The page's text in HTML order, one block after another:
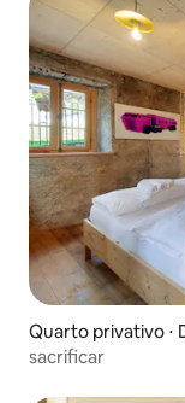
Quarto privativo ⋅
sacrificar